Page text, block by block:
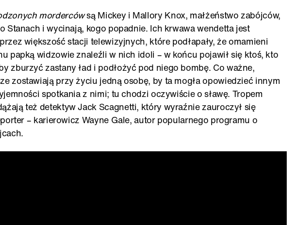
mordercówsą Mickey i Mallory Knox, małżeństwo zabójców,
Stanach i wycinają, kogo popadnie. Ich krwawa wendetta jest
większość stacji telewizyjnych, które podłapały, że omamieni
papką widzowie znaleźli w nich idoli – w końcu pojawił się ktoś, kto
zburzyć zastany ład i podłożyć pod niego bombę. Co ważne,
zostawiają przy życiu jedną osobę, by ta mogła opowiedzieć innym
spotkania z nimi; tu chodzi oczywiście o sławę. Tropem
też detektyw Jack Scagnetti, który wyraźnie zauroczył się
– karierowicz Wayne Gale, autor popularnego programu o